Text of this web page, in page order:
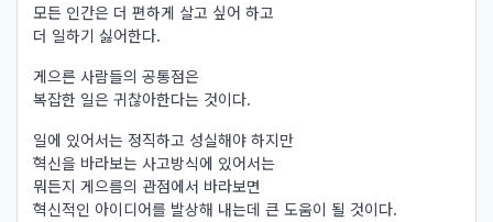
모든 인간은 더 편하게 살고 싶어 하고
더 일하기 싫어한다.
게으른 사람들의 공통점은
복잡한 일은 귀찮아한다는 것이다.
일에 있어서는 정직하고 성실해야 하지만
혁신을 바라보는 사고방식에 있어서는
뭐든지 게으름의 관점에서 바라보면
혁신적인 아이디어를 발상해 내는데 큰 도움이 될 것이다.